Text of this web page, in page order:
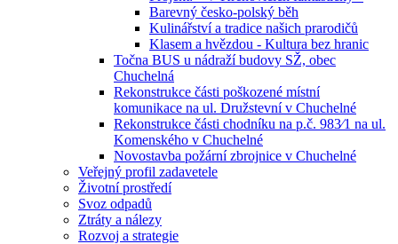
Barevný česko-polský běh
Kulinářství a tradice našich prarodičů
Klasem a hvězdou - Kultura bez hranic
Točna BUS u nádraží budovy SŽ, obec
Chuchelná
Rekonstrukce části poškozené místní
komunikace na ul. Družstevní v Chuchelné
Rekonstrukce části chodníku na p.č. 983⁄1 na ul.
Komenského v Chuchelné
Novostavba požární zbrojnice v Chuchelné
Veřejný profil zadavetele
Životní prostředí
Svoz odpadů
Ztráty a nálezy
Rozvoj a strategie